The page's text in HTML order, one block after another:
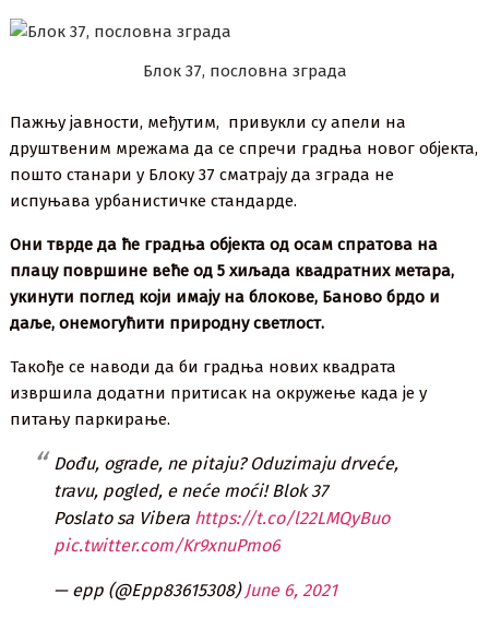
Блок 37, пословна зграда
Пажњу јавности, међутим, привукли су апели на
друштвеним мрежама да се спречи градња новог објекта,
пошто станари у Блоку 37 сматрају да зграда не
испуњава урбанистичке стандарде.
Они тврде да ће градња објекта од осам спратова на
плацу површине веће од 5 хиљада квадратних метара,
укинути поглед који имају на блокове, Баново брдо и
даље, онемогућити природну светлост.
Такође се наводи да би градња нових квадрата
извршила додатни притисак на окружење када је у
питању паркирање.
Dođu, ograde, ne pitaju? Oduzimaju drveće,
travu, pogled, e neće moći! Blok 37
Poslato sa Vibera https://t.co/l22LMQyBuo
pic.twitter.com/Kr9xnuPmo6
— epp (@Epp83615308)June 6, 2021